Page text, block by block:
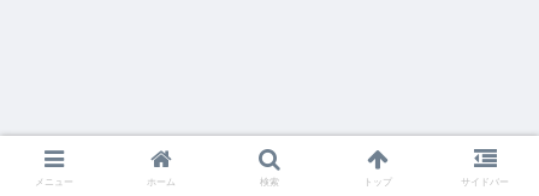
メニュー ホーム 検索 トップ サイドバー